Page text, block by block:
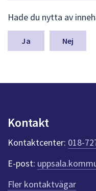
ä
m
a
n
k
t
e
r
f
ö
Hade du nytta av
Nej
Kontakt
Kontaktcenter: 018-
E-post:
Fler kontaktvägar